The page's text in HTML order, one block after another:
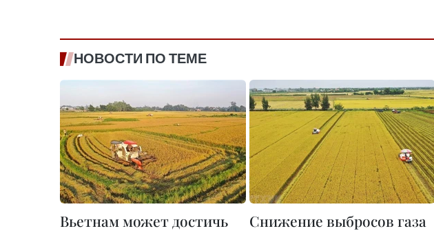
НОВОСТИ ПО ТЕМЕ
Вьетнам может достичь
Снижение выбросов газа